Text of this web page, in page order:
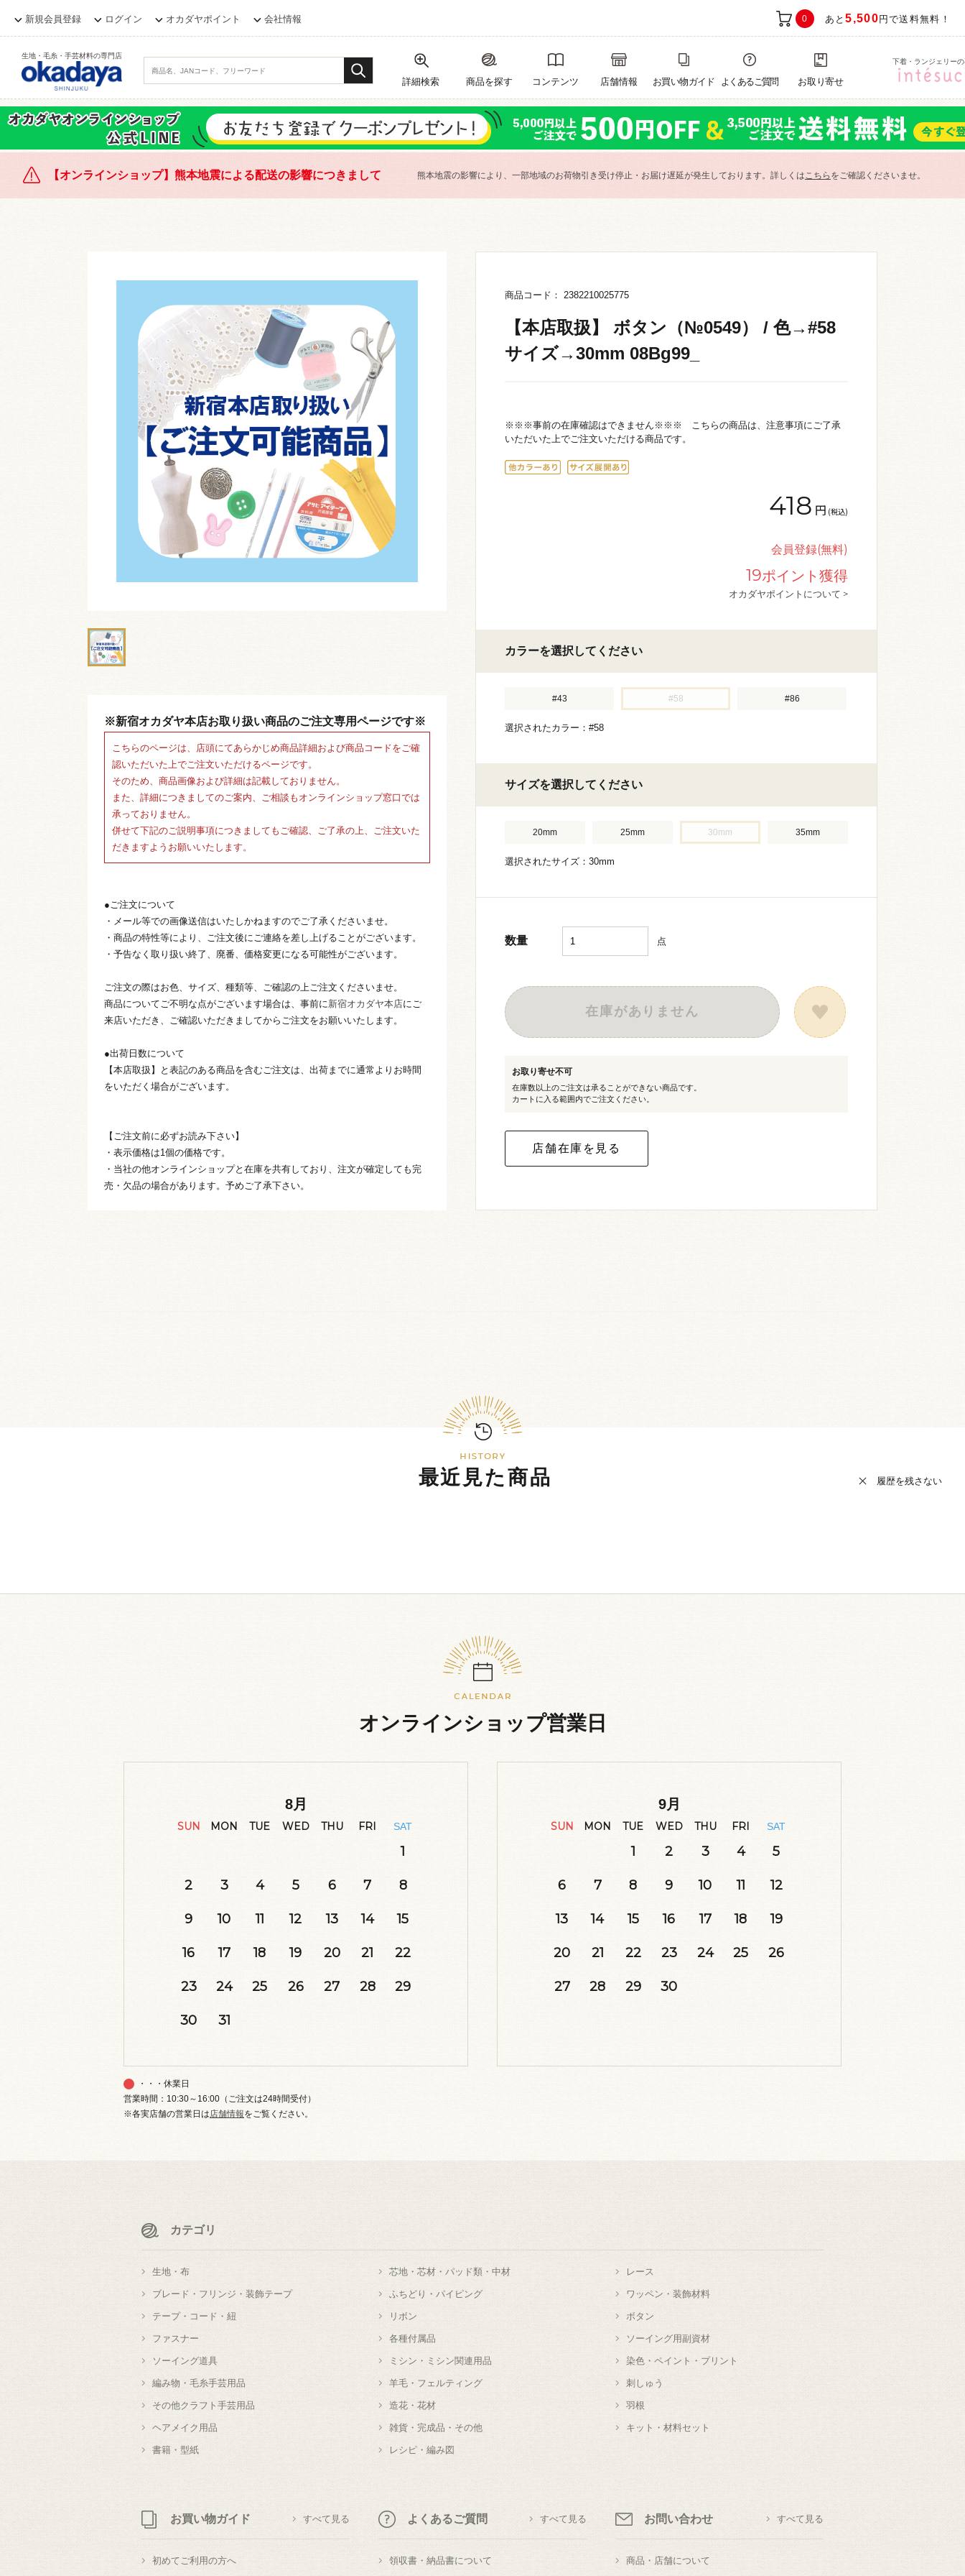
新規会員登録 ログイン オカダヤポイント 会社情報 0 あと5,500 円で送料無料！
生地・毛糸・手芸材料の専門店
詳細検索 商品を探す コンテンツ 店舗情報 お買い物ガイド よくあるご質問 お取り寄せ
下着・ランジェリー
【オンラインショップ】熊本地震による配送の影響につきまして 熊本地震の影響により、一部地域のお荷物引き受け停止・お届け遅延が発生しております。詳しくはこちら をご確認くださいませ。
※新宿オカダヤ本店お取り扱い商品のご注文専用ページです※
こちらのページは、店頭にてあらかじめ商品詳細および商品コードをご確
認いただいた上でご注文いただけるページです。
そのため、商品画像および詳細は記載しておりません。
また、詳細につきましてのご案内、ご相談もオンラインショップ窓口では
承っておりません。
併せて下記のご説明事項につきましてもご確認、ご了承の上、ご注文いた
だきますようお願いいたします。
●ご注文について
・メール等での画像送信はいたしかねますのでご了承くださいませ。
・商品の特性等により、ご注文後にご連絡を差し上げることがございます。
・予告なく取り扱い終了、廃番、価格変更になる可能性がございます。
ご注文の際はお色、サイズ、種類等、ご確認の上ご注文くださいませ。
商品についてご不明な点がございます場合は、事前に 新宿オカダヤ本店にご
来店いただき、ご確認いただきましてからご注文をお願いいたします。
●出荷日数について
【本店取扱】と表記のある商品を含むご注文は、出荷までに通常よりお時間
をいただく場合がございます。
【ご注文前に必ずお読み下さい】
・表示価格は1個の価格です。
・当社の他オンラインショップと在庫を共有しており、注文が確定しても完
売・欠品の場合があります。予めご了承下さい。
商品コード： 2382210025775
【本店取扱】 ボタン（№0549） / 色→#58
サイズ→30mm 08Bg99_
※※※事前の在庫確認はできません※※※ こちらの商品は、注意事項にご了承
いただいた上でご注文いただける商品です。
418 円 (税込)
会員登録(無料)
19ポイント獲得
オカダヤポイントについて >
カラーを選択してください
#43 #58 #86
選択されたカラー：#58
サイズを選択してください
20mm 25mm 30mm 35mm
選択されたサイズ：30mm
数量 点
在庫がありません
お取り寄せ不可
在庫数以上のご注文は承ることができない商品です。
カートに入る範囲内でご注文ください。
最近見た商品 履歴を残さない
オンラインショップ営業日
8月
SUN MON TUE WED THU FRI SAT
1
2 3 4 5 6 7 8
9 10 11 12 13 14 15
16 17 18 19 20 21 22
23 24 25 26 27 28 29
30 31
9月
SUN MON TUE WED THU FRI SAT
1 2 3 4 5
6 7 8 9 10 11 12
13 14 15 16 17 18 19
20 21 22 23 24 25 26
27 28 29 30
・・・休業日
営業時間：10:30～16:00（ご注文は24時間受付）
※各実店舗の営業日は店舗情報をご覧ください。
カテゴリ
生地・布 芯地・芯材・パッド類・中材 レース
ブレード・フリンジ・装飾テープ ふちどり・パイピング ワッペン・装飾材料
テープ・コード・紐 リボン ボタン
ファスナー 各種付属品 ソーイング用副資材
ソーイング道具 ミシン・ミシン関連用品 染色・ペイント・プリント
編み物・毛糸手芸用品 羊毛・フェルティング 刺しゅう
その他クラフト手芸用品 造花・花材 羽根
ヘアメイク用品 雑貨・完成品・その他 キット・材料セット
書籍・型紙 レシピ・編み図
お買い物ガイド すべて見る
初めてご利用の方へ
よくあるご質問 すべて見る
領収書・納品書について
お問い合わせ すべて見る
商品・店舗について